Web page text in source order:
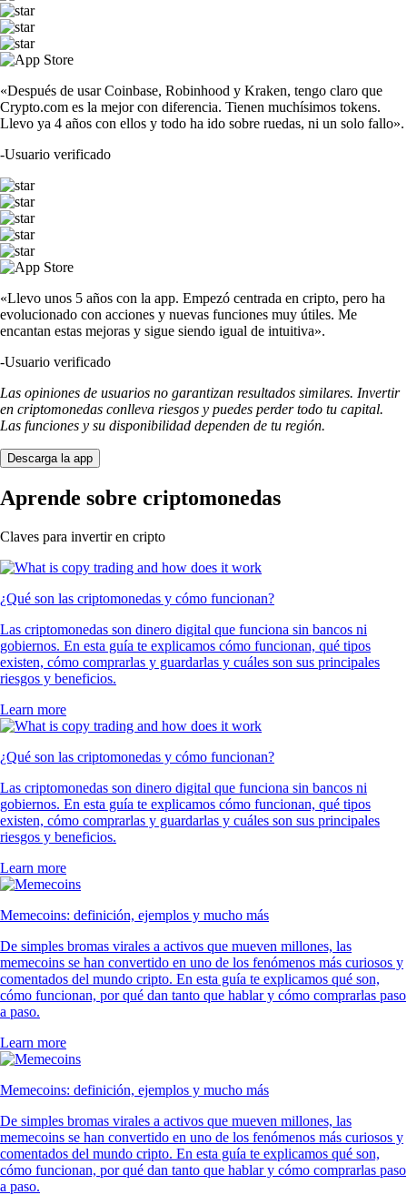
«Después de usar Coinbase, Robinhood y Kraken, tengo claro que
Crypto.com es la mejor con diferencia. Tienen muchísimos tokens.
Llevo ya 4 años con ellos y todo ha ido sobre ruedas, ni un solo fallo».
-Usuario verificado
«Llevo unos 5 años con la app. Empezó centrada en cripto, pero ha
evolucionado con acciones y nuevas funciones muy útiles. Me
encantan estas mejoras y sigue siendo igual de intuitiva».
-Usuario verificado
Las opiniones de usuarios no garantizan resultados similares. Invertir
en criptomonedas conlleva riesgos y puedes perder todo tu capital.
Las funciones y su disponibilidad dependen de tu región.
Descarga la app
Aprende sobre criptomonedas
Claves para invertir en cripto
¿Qué son las criptomonedas y cómo funcionan?
Las criptomonedas son dinero digital que funciona sin bancos ni
gobiernos. En esta guía te explicamos cómo funcionan, qué tipos
existen, cómo comprarlas y guardarlas y cuáles son sus principales
riesgos y beneficios.
Learn more
¿Qué son las criptomonedas y cómo funcionan?
Las criptomonedas son dinero digital que funciona sin bancos ni
gobiernos. En esta guía te explicamos cómo funcionan, qué tipos
existen, cómo comprarlas y guardarlas y cuáles son sus principales
riesgos y beneficios.
Learn more
Memecoins: definición, ejemplos y mucho más
De simples bromas virales a activos que mueven millones, las
memecoins se han convertido en uno de los fenómenos más curiosos y
comentados del mundo cripto. En esta guía te explicamos qué son,
cómo funcionan, por qué dan tanto que hablar y cómo comprarlas paso
a paso.
Learn more
Memecoins: definición, ejemplos y mucho más
De simples bromas virales a activos que mueven millones, las
memecoins se han convertido en uno de los fenómenos más curiosos y
comentados del mundo cripto. En esta guía te explicamos qué son,
cómo funcionan, por qué dan tanto que hablar y cómo comprarlas paso
a paso.